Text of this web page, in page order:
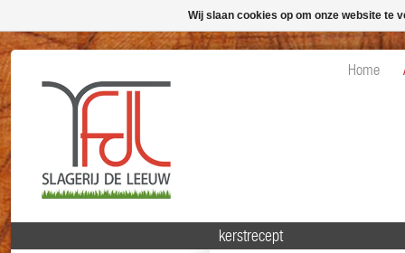
Home
kerstrecept
Wij slaan cookies op om onze website te